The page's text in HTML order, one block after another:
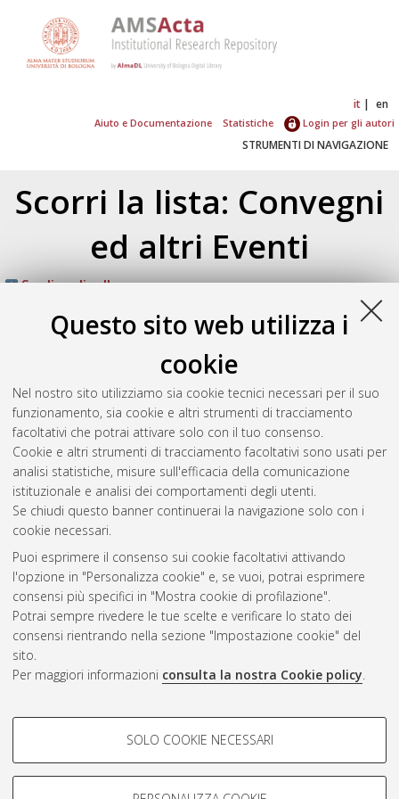
Questo sito web utilizza i
cookie
Nel nostro sito utilizziamo sia cookie tecnici necessari per il suo
funzionamento, sia cookie e altri strumenti di tracciamento
facoltativi che potrai attivare solo con il tuo consenso.
Cookie e altri strumenti di tracciamento facoltativi sono usati per
analisi statistiche, misure sull'efficacia della comunicazione
istituzionale e analisi dei comportamenti degli utenti.
Se chiudi questo banner continuerai la navigazione solo con i
cookie necessari.
Puoi esprimere il consenso sui cookie facoltativi attivando
l'opzione in "Personalizza cookie" e, se vuoi, potrai esprimere
consensi più specifici in "Mostra cookie di profilazione".
Potrai sempre rivedere le tue scelte e verificare lo stato dei
consensi rientrando nella sezione "Impostazione cookie" del
sito.
Per maggiori informazioni consulta la nostra Cookie policy.
COOKIE DI PROFILAZIONE -
Si tratta di cookie utilizzati per analizzare le caratteristiche della
navigazione degli utenti, creare profili in base al loro comportamento
SOLO COOKIE NECESSARI
it en
Aiuto e Documentazione Statistiche Login per gli autori
STRUMENTI DI NAVIGAZIONE
Scorri la lista: Convegni
ed altri Eventi
Su di un livello
Esporta come
Atom
RSS 1.0
Numero di documenti:1.
Philip, Gill (2006)“…and I dropped my jaw with fear”: The role
of corpora in teaching phraseology.[Preprint]
Questa lista e' stata generata ilThu Aug 6 14:45:25 2026
CEST
Atom
Rss
2.0
AMS Acta
ISSN: 2038-7954
re3data.org -
doi.org/10.17616/R3P19R
Servizio implementato e
Impostazioni Cookie
repository